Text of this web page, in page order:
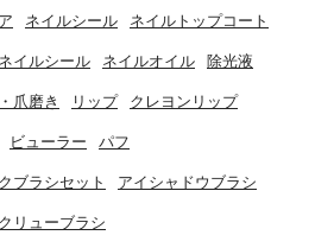
ネイルシール ネイルトップコート
イルシール ネイルオイル 除光液
爪磨き リップ クレヨンリップ
ビューラー パフ
ブラシセット アイシャドウブラシ
リューブラシ